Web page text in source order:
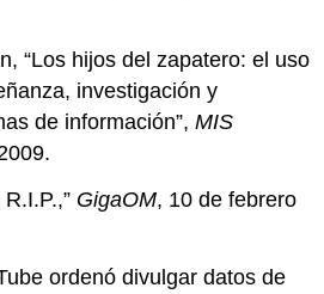
“Los hijos del zapatero: el uso
investigación y
de información”,MIS
GigaOM, 10 de febrero
ordenó divulgar datos de